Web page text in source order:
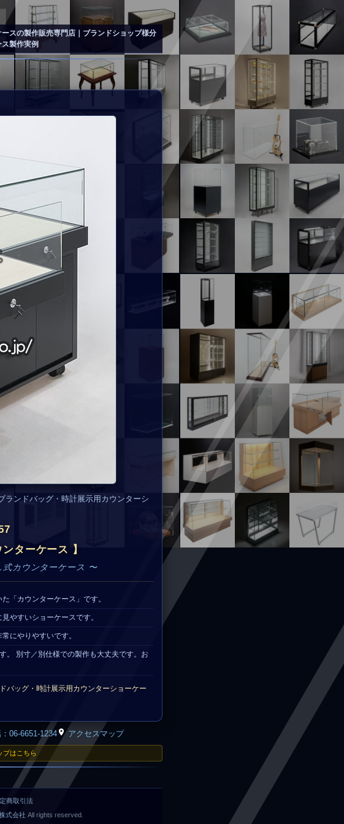
ースの製作販売専門店｜ブランドショップ様分
製作実例
ランドバッグ・時計展示用カウンターシ
ターケース 】
カウンターケース 〜
「カウンターケース」です。
やすいショーケースです。
にやりやすいです。
。 別寸／別仕様での製作も大丈夫です。お
バッグ・時計展示用カウンターショーケー
06-6651-1234 アクセスマップ
プはこちら
商取引法
式会社 All rights reserved.